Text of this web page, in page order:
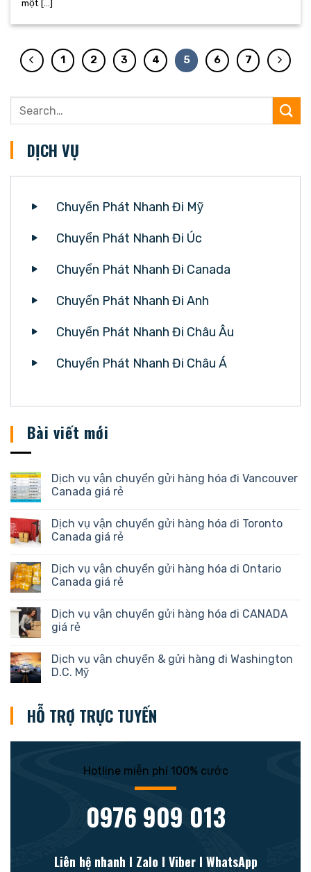
một [...]
1 2 3 4 5 6 7
DỊCH VỤ
Chuyển Phát Nhanh Đi Mỹ
Chuyển Phát Nhanh Đi Úc
Chuyển Phát Nhanh Đi Canada
Chuyển Phát Nhanh Đi Anh
Chuyển Phát Nhanh Đi Châu Âu
Chuyển Phát Nhanh Đi Châu Á
Bài viết mới
Dịch vụ vận chuyển gửi hàng hóa đi Vancouver
Canada giá rẻ
Dịch vụ vận chuyển gửi hàng hóa đi Toronto
Canada giá rẻ
Dịch vụ vận chuyển gửi hàng hóa đi Ontario
Canada giá rẻ
Dịch vụ vận chuyển gửi hàng hóa đi CANADA
giá rẻ
Dịch vụ vận chuyển & gửi hàng đi Washington
D.C. Mỹ
HỖ TRỢ TRỰC TUYẾN
Hotline miễn phí 100% cước
0976 909 013
Liên hệ nhanh l Zalo l Viber l WhatsApp